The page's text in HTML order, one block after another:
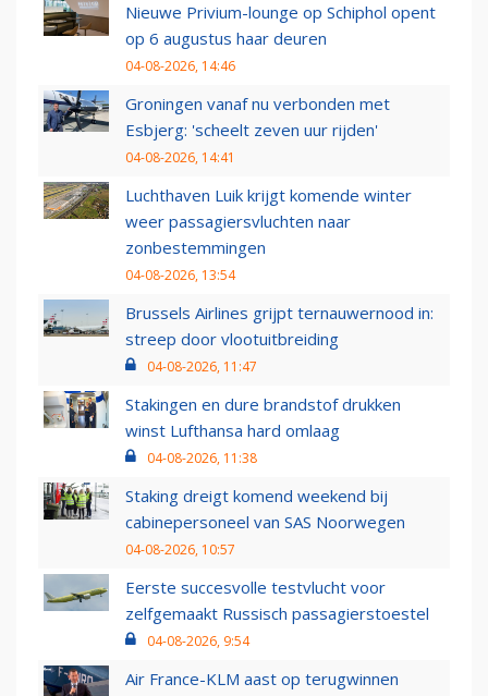
Nieuwe Privium-lounge op Schiphol opent
op 6 augustus haar deuren
04-08-2026, 14:46
Groningen vanaf nu verbonden met
Esbjerg: 'scheelt zeven uur rijden'
04-08-2026, 14:41
Luchthaven Luik krijgt komende winter
weer passagiersvluchten naar
zonbestemmingen
04-08-2026, 13:54
Brussels Airlines grijpt ternauwernood in:
streep door vlootuitbreiding
04-08-2026, 11:47
Stakingen en dure brandstof drukken
winst Lufthansa hard omlaag
04-08-2026, 11:38
Staking dreigt komend weekend bij
cabinepersoneel van SAS Noorwegen
04-08-2026, 10:57
Eerste succesvolle testvlucht voor
zelfgemaakt Russisch passagierstoestel
04-08-2026, 9:54
Air France-KLM aast op terugwinnen